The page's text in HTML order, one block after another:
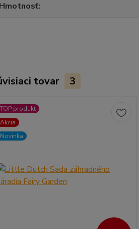
Hmotnosť
tovar 3
TOP produkt
Akcia
Novinka